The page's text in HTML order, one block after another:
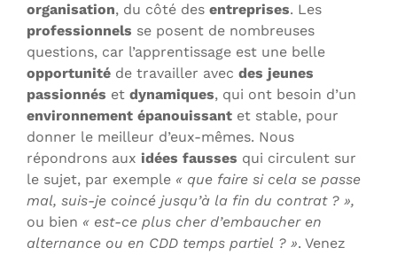
organisation, du côté des entreprises. Les
professionnels se posent de nombreuses
questions, car l’apprentissage est une belle
opportunitéde travailler avec des jeunes
passionnés et dynamiques, qui ont besoin d’un
environnement épanouissantet stable, pour
donner le meilleur d’eux-mêmes. Nous
répondrons aux idées fausses qui circulent sur
le sujet, par exemple « que faire si cela se passe
mal, suis-je coincé jusqu’à la fin du contrat ? »,
ou bien « est-ce plus cher d’embaucher en
alternance ou en CDD temps partiel ? ». Venez